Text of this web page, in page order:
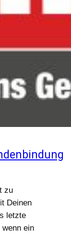
zu
Deinen
letzte
ein